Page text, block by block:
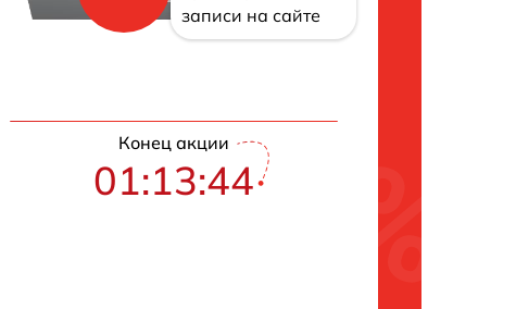
записи на сайте
Конец акции
01:13:43